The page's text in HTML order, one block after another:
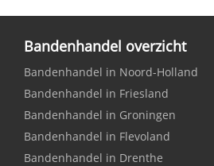
Bandenhandel overzicht
Bandenhandel in Noord-Holland
Bandenhandel in Friesland
Bandenhandel in Groningen
Bandenhandel in Flevoland
Bandenhandel in Drenthe